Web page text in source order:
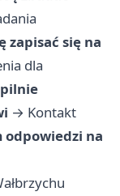
zapisać się na
dla
→ Kontakt
odpowiedzi na